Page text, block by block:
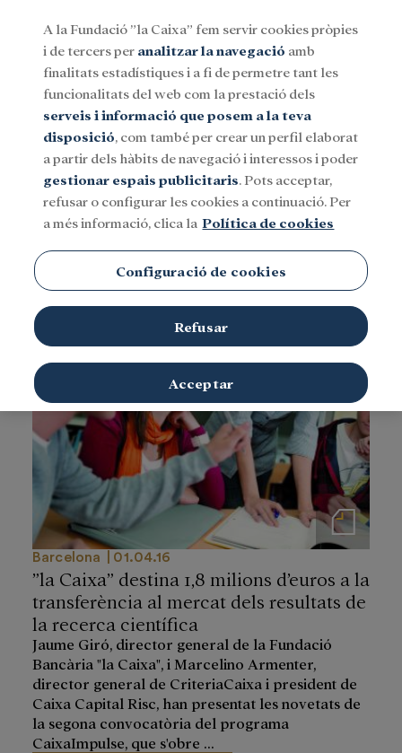
Menu
SocialInvestigació i bequesCultura
Beques a l'estranger
Notas de prensa
Barcelona 01.04.16
”la Caixa” destina 1,8 milions d’euros a la
transferència al mercat dels resultats de
la recerca científica
Jaume Giró, director general de la Fundació
Bancària "la Caixa", i Marcelino Armenter,
director general de CriteriaCaixa i president de
Caixa Capital Risc, han presentat les novetats de
la segona convocatòria del programa
CaixaImpulse, que s'obre ...
A la Fundació ”la Caixa” fem servir cookies pròpies
i de tercers per analitzar la navegació amb
finalitats estadístiques i a fi de permetre tant les
funcionalitats del web com la prestació dels
serveis i informació que posem a la teva
disposició, com també per crear un perfil elaborat
a partir dels hàbits de navegació i interessos i poder
gestionar espais publicitaris. Pots acceptar,
refusar o configurar les cookies a continuació. Per
a més informació, clica la Política de cookies
Configuració de cookies
Refusar
Acceptar